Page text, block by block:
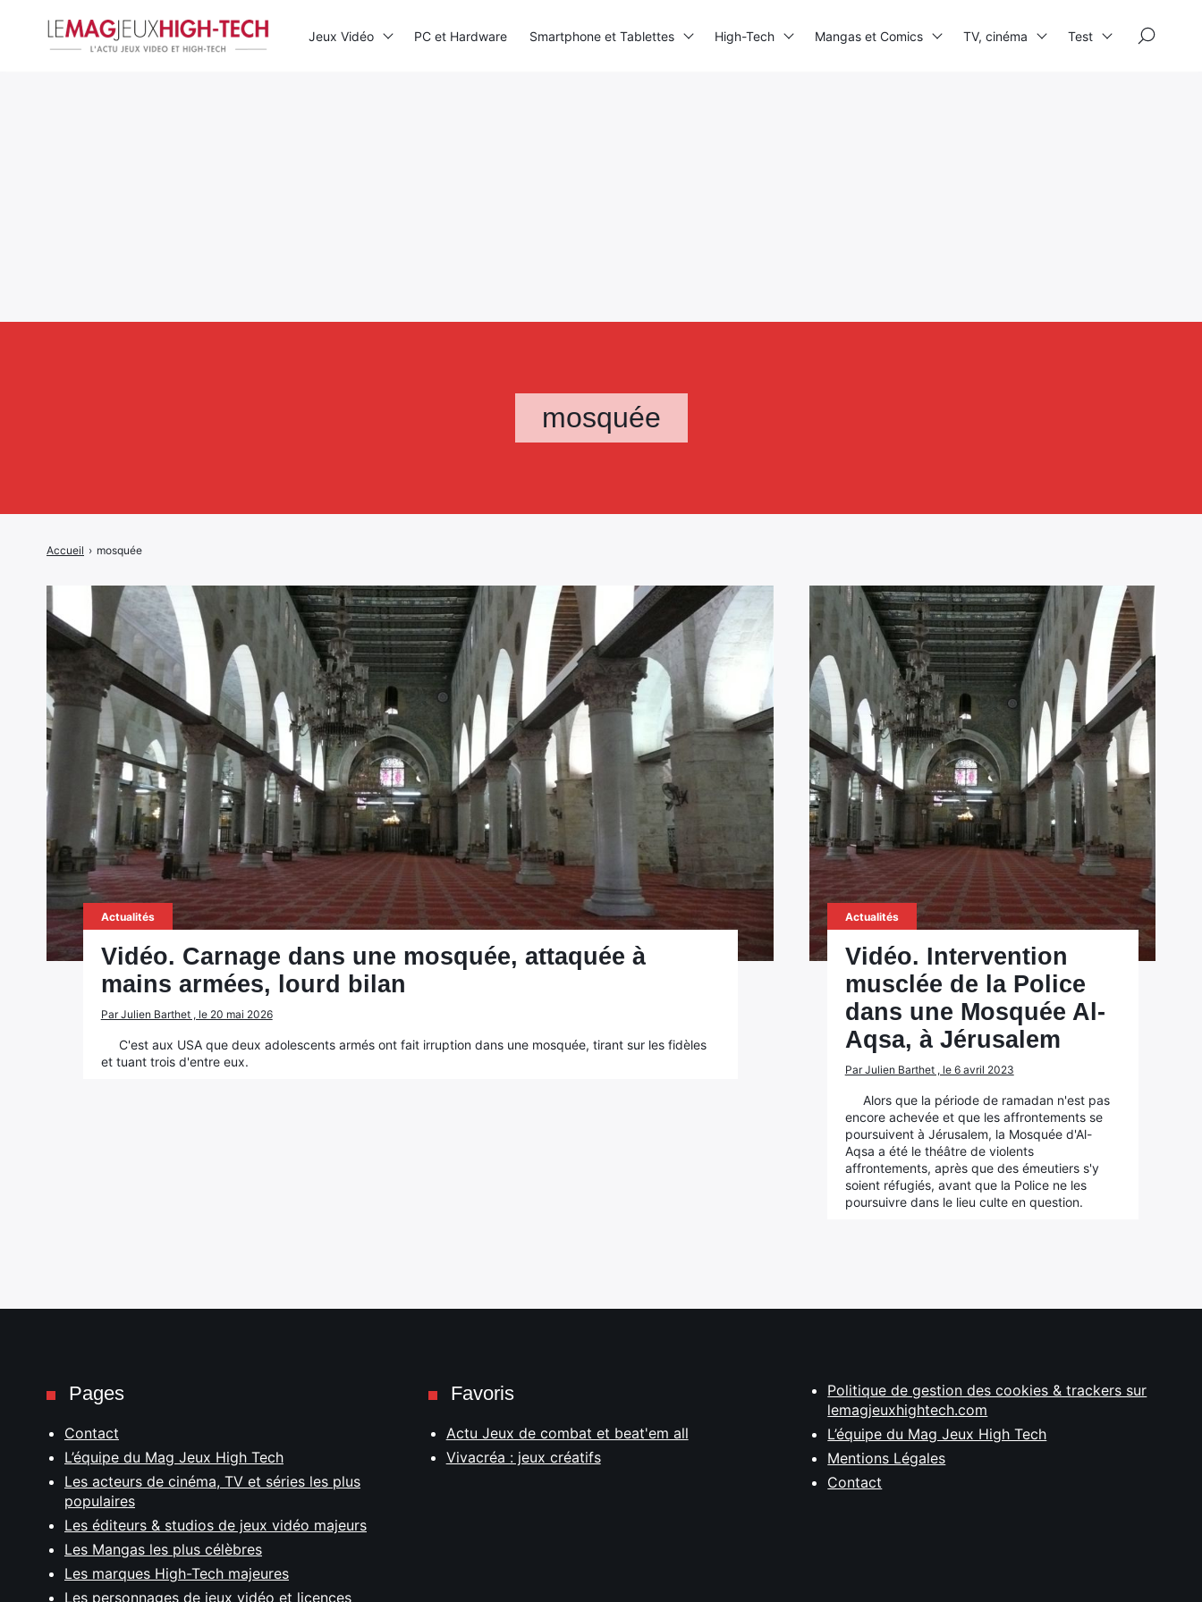
mosquée
Accueil › mosquée
Actualités
Vidéo. Carnage dans une mosquée, attaquée à
mains armées, lourd bilan
Par Julien Barthet , le 20 mai 2026
C'est aux USA que deux adolescents armés ont fait irruption dans une mosquée, tirant sur les fidèles
et tuant trois d'entre eux.
Actualités
Vidéo. Intervention
musclée de la Police
dans une Mosquée Al-
Aqsa, à Jérusalem
Par Julien Barthet , le 6 avril 2023
Alors que la période de ramadan n'est pas
encore achevée et que les affrontements se
poursuivent à Jérusalem, la Mosquée d'Al-
Aqsa a été le théâtre de violents
affrontements, après que des émeutiers s'y
soient réfugiés, avant que la Police ne les
poursuivre dans le lieu culte en question.
Jeux Vidéo PC et Hardware Smartphone et Tablettes High-Tech Mangas et Comics TV, cinéma Test
Pages
Contact
L’équipe du Mag Jeux High Tech
Les acteurs de cinéma, TV et séries les plus
populaires
Les éditeurs & studios de jeux vidéo majeurs
Les Mangas les plus célèbres
Les marques High-Tech majeures
Les personnages de jeux vidéo et licences
Favoris
Actu Jeux de combat et beat'em all
Vivacréa : jeux créatifs
Politique de gestion des cookies & trackers sur
lemagjeuxhightech.com
L’équipe du Mag Jeux High Tech
Mentions Légales
Contact